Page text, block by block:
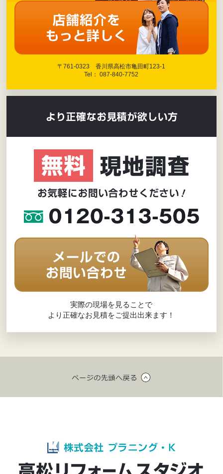
(21)
2025年2月(20)
(19)
2024年12月(21)
2024年11月(21)
2024年10月 (20)
2024年9月
(18)
2024年4月(8)
〒761-0323 香川県高松市亀田町123-1
Tel： 087-840-7752
実際の現場を見ることで
より正確なお見積をご提出出来ます！